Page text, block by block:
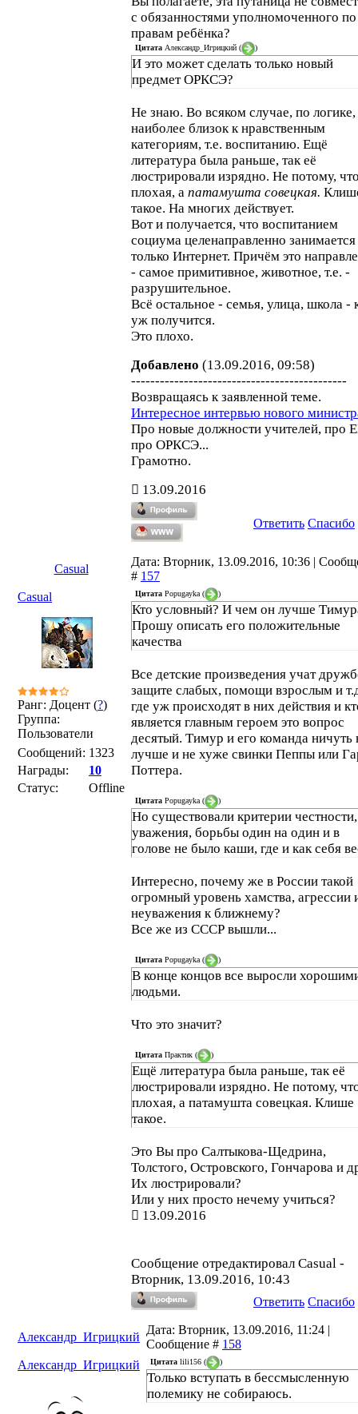
с обязанностями уполномоченного по
правам ребёнка?
Цитата Александр_Игрицкий ( )
И это может сделать только новый
предмет ОРКСЭ?
Не знаю. Во всяком случае, по
наиболее близок к нравственным
категориям, т.е. воспитанию. Ещё
литература была раньше, так её
люстрировали изрядно. Не потому,
плохая, а патамушта совецкая.
такое. На многих действует.
Вот и получается, что воспитанием
социума целенаправленно занимается
только Интернет. Причём это
- самое примитивное, животное, т.е. -
разрушительное.
Всё остальное - семья, улица, школа -
уж получится.
Это плохо.
Добавлено (13.09.2016, 09:58)
---------------------------------------------
Возвращаясь к заявленной теме.
Интересное интервью нового
Про новые должности учителей, про
про ОРКСЭ...
Грамотно.
13.09.2016
Ответить Спасибо
Casual
Дата: Вторник, 13.09.2016, 10:36 |
# 157
Casual
Ранг: Доцент (?)
Группа:
Пользователи
Сообщений: 1323
Награды:
10
Статус:
Offline
Цитата Popugayka ( )
Кто условный? И чем он лучше
Прошу описать его положительные
качества
Все детские произведения учат
защите слабых, помощи взрослым и
где уж происходят в них действия и
является главным героем это вопрос
десятый. Тимур и его команда ничуть
лучше и не хуже свинки Пеппы или
Поттера.
Цитата Popugayka ( )
Но существовали критерии честности,
уважения, борьбы один на один и в
голове не было каши, где и как себя
Интересно, почему же в России такой
огромный уровень хамства, агрессии
неуважения к ближнему?
Все же из СССР вышли...
Цитата Popugayka ( )
В конце концов все выросли
людьми.
Что это значит?
Цитата Практик ( )
Ещё литература была раньше, так её
люстрировали изрядно. Не потому,
плохая, а патамушта совецкая. Клише
такое.
Это Вы про Салтыкова-Щедрина,
Толстого, Островского, Гончарова и
Их люстрировали?
Или у них просто нечему учиться?
13.09.2016
Сообщение отредактировал Casual -
Вторник, 13.09.2016, 10:43
Ответить Спасибо
Александр_Игрицкий
Дата: Вторник, 13.09.2016, 11:24 |
Сообщение # 158
Александр_Игрицкий
Цитата lili156 ( )
Только вступать в бессмысленную
полемику не собираюсь.